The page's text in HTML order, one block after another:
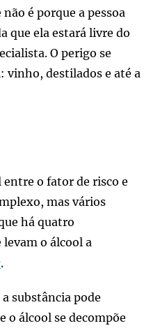
é porque a pessoa
que ela estará livre do
O perigo se
vinho, destilados e até a
entre o fator de risco e
mas vários
há quatro
o álcool a
.
substância pode
o álcool se decompõe